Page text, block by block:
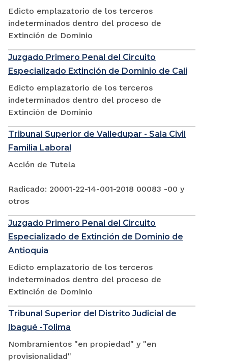
Edicto emplazatorio de los terceros
indeterminados dentro del proceso de
Extinción de Dominio
Juzgado Primero Penal del Circuito
Especializado Extinción de Dominio de Cali
Edicto emplazatorio de los terceros
indeterminados dentro del proceso de
Extinción de Dominio
Tribunal Superior de Valledupar - Sala Civil
Familia Laboral
Acción de Tutela
Radicado: 20001-22-14-001-2018 00083 -00 y
otros
Juzgado Primero Penal del Circuito
Especializado de Extinción de Dominio de
Antioquia
Edicto emplazatorio de los terceros
indeterminados dentro del proceso de
Extinción de Dominio
Tribunal Superior del Distrito Judicial de
Ibagué -Tolima
Nombramientos "en propiedad" y "en
provisionalidad"